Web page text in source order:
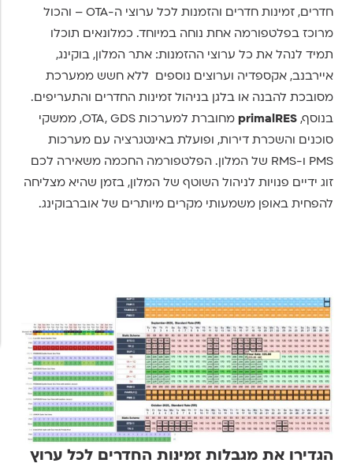
חדרים, זמינות חדרים והזמנות לכל ערוצי ה-OTA – והכול
מרוכז בפלטפורמה אחת נוחה במיוחד. כמלונאים תוכלו
תמיד לנהל את כל ערוצי ההזמנות: אתר המלון, בוקינג,
איירבנב, אקספדיה וערוצים נוספים ללא חשש ממערכת
מסובכת להבנה או בלגן בניהול זמינות החדרים והתעריפים.
בנוסף, primalRES
מחוברת למערכות OTA, GDS, ממשקי
סוכנים והשכרת דירות, ופועלת באינטגרציה עם מערכות
PMS ו-RMS של המלון. הפלטפורמה החכמה משאירה לכם
זוג ידיים פנויות לניהול השוטף של המלון, בזמן שהיא מצליחה
להפחית באופן משמעותי מקרים מיותרים של אוברבוקינג.
הגדירו את מגבלות זמינות החדרים לכל ערוץ